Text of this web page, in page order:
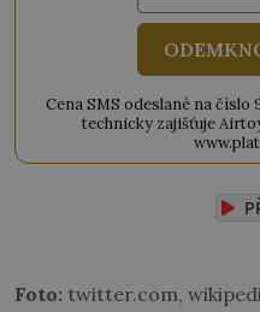
Cena SMS odeslané na číslo
technicky zajišťuje
Foto: twitter.com,